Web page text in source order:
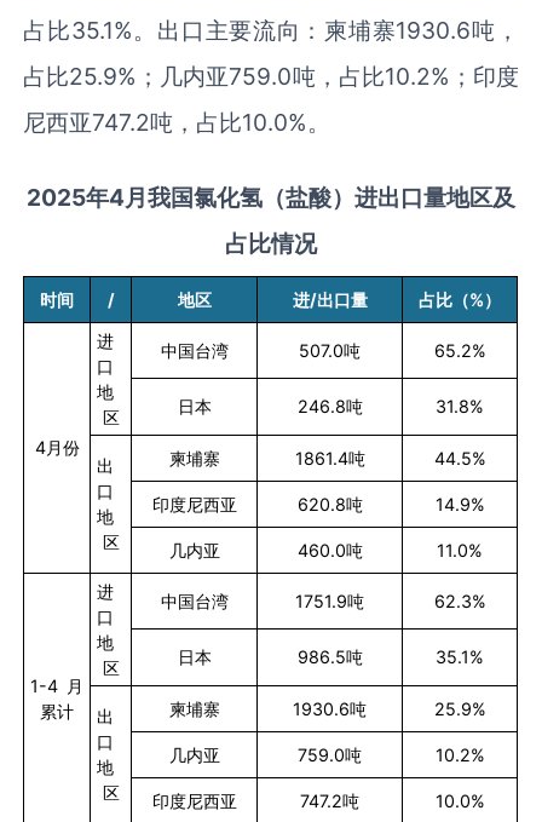
占比35.1%。出口主要流向：柬埔寨1930.6吨，
占比25.9%；几内亚759.0吨，占比10.2%；印度
尼西亚747.2吨，占比10.0%。
2025年4月我国氯化氢（盐酸）进出口量地区及
占比情况
时间 / 地区 进/出口量 占比（%）
4月份
进
口
地
区
中国台湾 507.0吨 65.2%
日本 246.8吨 31.8%
出
口
地
区
柬埔寨 1861.4吨 44.5%
印度尼西亚 620.8吨 14.9%
几内亚 460.0吨 11.0%
1-4月
累计
进
口
地
区
中国台湾 1751.9吨 62.3%
日本 986.5吨 35.1%
出
口
地
区
柬埔寨 1930.6吨 25.9%
几内亚 759.0吨 10.2%
印度尼西亚 747.2吨 10.0%